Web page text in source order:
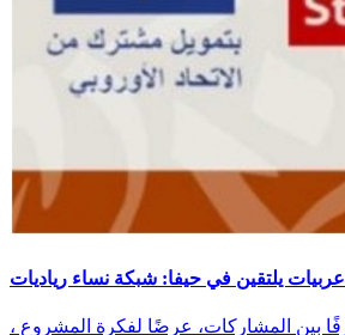
بين المشاركات، عرضًا لفكرة المشروع ،